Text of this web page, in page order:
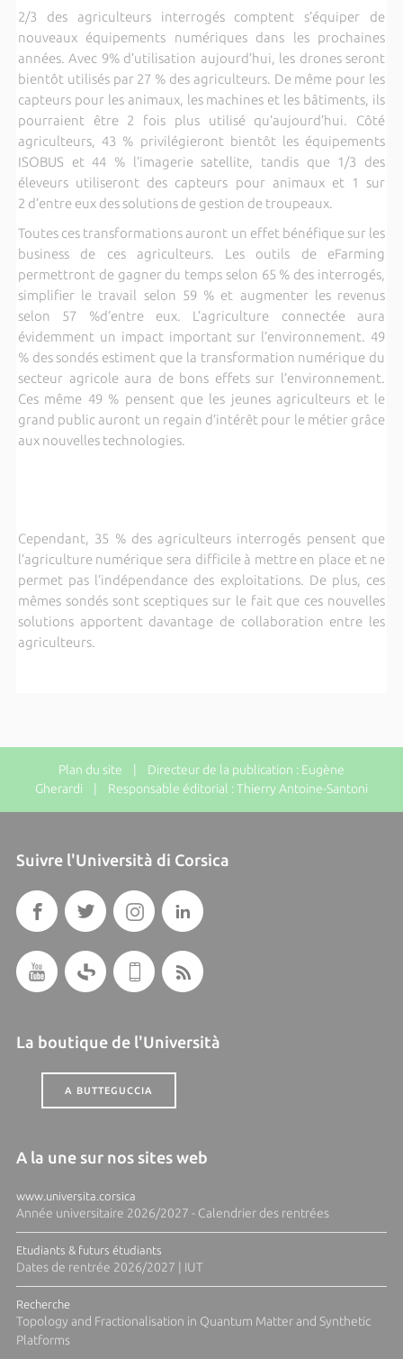
2/3 des agriculteurs interrogés comptent s’équiper de
nouveaux équipements numériques dans les prochaines
années. Avec 9% d’utilisation aujourd’hui, les drones seront
bientôt utilisés par 27 % des agriculteurs. De même pour les
capteurs pour les animaux, les machines et les bâtiments, ils
pourraient être 2 fois plus utilisé qu’aujourd’hui. Côté
agriculteurs, 43 % privilégieront bientôt les équipements
ISOBUS et 44 % l’imagerie satellite, tandis que 1/3 des
éleveurs utiliseront des capteurs pour animaux et 1 sur
2 d’entre eux des solutions de gestion de troupeaux.
Toutes ces transformations auront un effet bénéfique sur les
business de ces agriculteurs. Les outils de eFarming
permettront de gagner du temps selon 65 % des interrogés,
simplifier le travail selon 59 % et augmenter les revenus
selon 57 %d’entre eux. L’agriculture connectée aura
évidemment un impact important sur l’environnement. 49
% des sondés estiment que la transformation numérique du
secteur agricole aura de bons effets sur l’environnement.
Ces même 49 % pensent que les jeunes agriculteurs et le
grand public auront un regain d’intérêt pour le métier grâce
aux nouvelles technologies.
Cependant, 35 % des agriculteurs interrogés pensent que
l’agriculture numérique sera difficile à mettre en place et ne
permet pas l’indépendance des exploitations. De plus, ces
mêmes sondés sont sceptiques sur le fait que ces nouvelles
solutions apportent davantage de collaboration entre les
agriculteurs.
Plan du site | Directeur de la publication : Eugène
Gherardi | Responsable éditorial : Thierry Antoine-Santoni
Suivre l'Università di Corsica
La boutique de l'Università
A BUTTEGUCCIA
A la une sur nos sites web
www.universita.corsica
Année universitaire 2026/2027 - Calendrier des rentrées
Etudiants & futurs étudiants
Dates de rentrée 2026/2027 | IUT
Recherche
Topology and Fractionalisation in Quantum Matter and Synthetic
Platforms